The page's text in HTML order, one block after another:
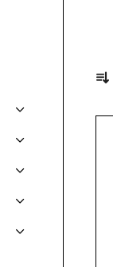
a
V